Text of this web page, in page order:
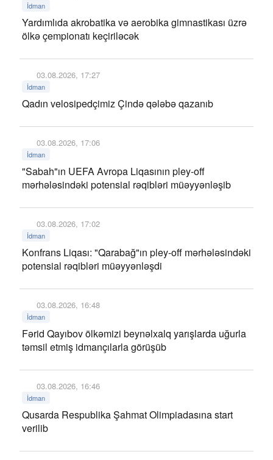
İdman
Yardımlıda akrobatika və aerobika gimnastikası üzrə
ölkə çempionatı keçiriləcək
03.08.2026, 17:27
İdman
Qadın velosipedçimiz Çində qələbə qazanıb
03.08.2026, 17:06
İdman
"Sabah"ın UEFA Avropa Liqasının pley-off
mərhələsindəki potensial rəqibləri müəyyənləşib
03.08.2026, 17:02
İdman
Konfrans Liqası: "Qarabağ"ın pley-off mərhələsindəki
potensial rəqibləri müəyyənləşdi
03.08.2026, 16:48
İdman
Fərid Qayıbov ölkəmizi beynəlxalq yarışlarda uğurla
təmsil etmiş idmançılarla görüşüb
03.08.2026, 16:46
İdman
Qusarda Respublika Şahmat Olimpiadasına start
verilib